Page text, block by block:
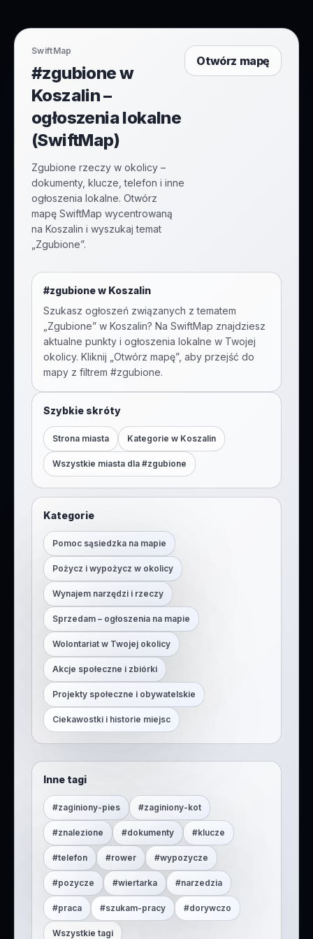
SwiftMap
#zgubione w
Koszalin –
ogłoszenia lokalne
(SwiftMap)
Zgubione rzeczy w okolicy –
dokumenty, klucze, telefon i inne
ogłoszenia lokalne. Otwórz
mapę SwiftMap wycentrowaną
na Koszalin i wyszukaj temat
„Zgubione”.
Otwórz mapę
#zgubionew Koszalin
Szukasz ogłoszeń związanych z tematem
Zgubione” w Koszalin? Na SwiftMap znajdziesz
aktualne punkty i ogłoszenia lokalne w Twojej
okolicy. Kliknij „Otwórz mapę”, aby przejść do
mapy z filtrem #zgubione.
Szybkie skróty
Strona miasta Kategorie w Koszalin
Wszystkie miasta dla #zgubione
Kategorie
Pomoc sąsiedzka na mapie
Pożycz i wypożycz w okolicy
Wynajem narzędzi i rzeczy
Sprzedam – ogłoszenia na mapie
Wolontariat w Twojej okolicy
Akcje społeczne i zbiórki
Projekty społeczne i obywatelskie
Ciekawostki i historie miejsc
Inne tagi
#zaginiony-pies #zaginiony-kot
#znalezione #dokumenty #klucze
#telefon #rower #wypozycze
#pozycze #wiertarka #narzedzia
#praca #szukam-pracy #dorywczo
Wszystkie tagi